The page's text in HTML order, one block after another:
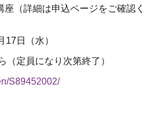
座（詳細は申込ページをご確認く
17日（水）
定員になり次第終了）
S89452002/